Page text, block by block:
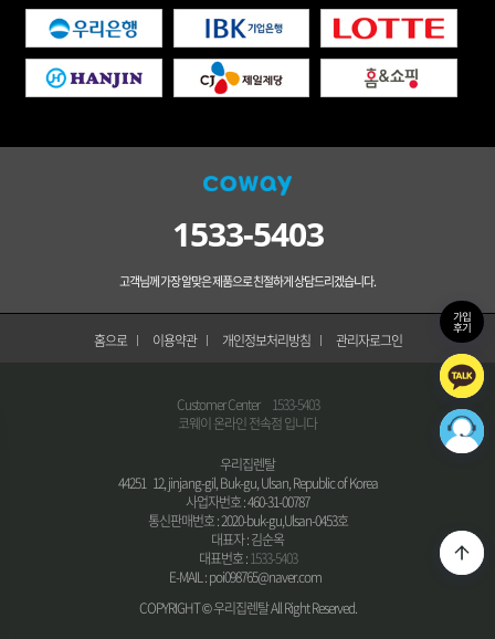
1533-5403
고객님께 가장 알맞은 제품으로 친절하게 상담드리겠습니다.
홈으로 이용약관 개인정보처리방침 관리자로그인
Customer Center 1533-5403
코웨이 온라인 전속점 입니다
우리집렌탈
44251 12, jinjang-gil, Buk-gu, Ulsan, Republic of Korea
사업자번호 : 460-31-00787
통신판매번호 : 2020-buk-gu,Ulsan-0453호
대표자 : 김순옥
대표번호 :1533-5403
E-MAIL : poi098765@naver.com
COPYRIGHT © 우리집렌탈 All Right Reserved.
가입
후기